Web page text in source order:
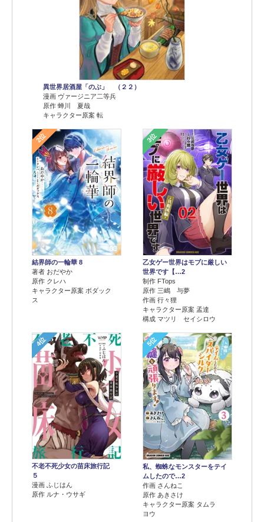
異世界居酒屋「のぶ」 （２２）
漫画 ヴァージニア二等兵
原作 蝉川 夏哉
キャラクター原案 転
2位
結界師の一輪華 8
著者 おだやか
原作 クレハ
キャラクター原案 ボダック
ス
3位
乙女ゲー世界はモブに厳しい
世界です【…2
制作 FTops
原作 三嶋 与夢
作画 行々狸
キャラクター原案 孟達
構成 マツリ セイシロウ
4位
不老不死少女の苗床旅行記
５
漫画 ふじはん
原作 ルナ・ウサギ
5位
私、蜘蛛なモンスターをテイ
ムしたので…2
作画 さんねこ
原作 あきさけ
キャラクター原案 タムラ
ヨウ